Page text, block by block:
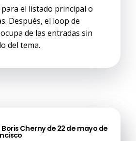
el listado principal o
Después, el loop de
de las entradas sin
del tema.
Cherny de 22 de mayo de